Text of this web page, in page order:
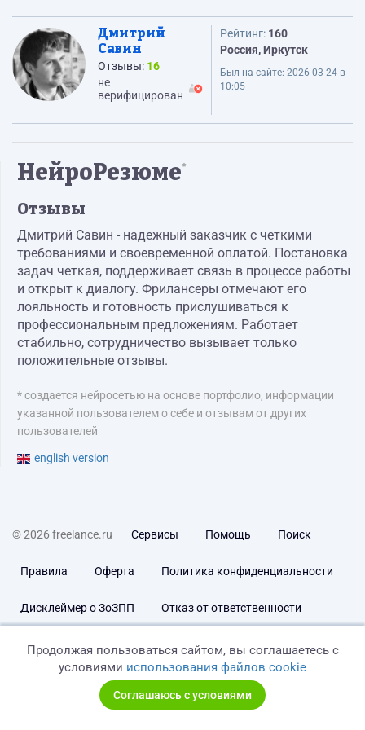
Дмитрий
Савин
Отзывы: 16
не
верифицирован
Рейтинг: 160
Россия, Иркутск
Был на сайте: 2026-03-24 в
10:05
НейроРезюме*
Отзывы
Дмитрий Савин - надежный заказчик с четкими
требованиями и своевременной оплатой. Постановка
задач четкая, поддерживает связь в процессе работы
и открыт к диалогу. Фрилансеры отмечают его
лояльность и готовность прислушиваться к
профессиональным предложениям. Работает
стабильно, сотрудничество вызывает только
положительные отзывы.
* создается нейросетью на основе портфолио, информации
указанной пользователем о себе и отзывам от других
пользователей
english version
© 2026 freelance.ru Сервисы Помощь Поиск
Правила Оферта Политика конфиденциальности
Дисклеймер о ЗоЗПП Отказ от ответственности
Продолжая пользоваться сайтом, вы соглашаетесь с
условиями использования файлов cookie
Соглашаюсь с условиями